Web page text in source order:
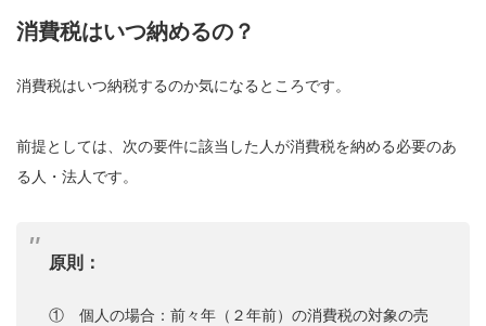
消費税はいつ納めるの？
消費税はいつ納税するのか気になるところです。
前提としては、次の要件に該当した人が消費税を納める必要のあ
る人・法人です。
原則：
① 個人の場合：前々年（２年前）の消費税の対象の売